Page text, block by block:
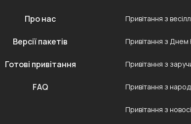
Про нас
Версії пакетів
Готові привітання
FAQ
Привітання з
Привітання з
Привітання з
Привітання з
Привітання з